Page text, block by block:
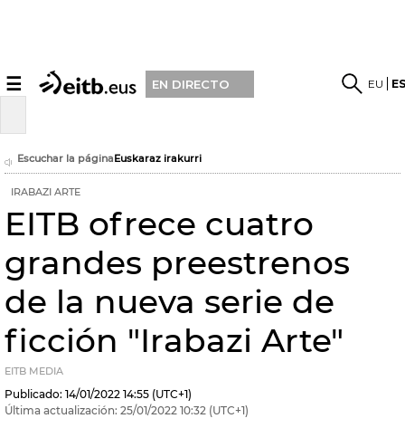
☰ EN DIRECTO EU
Escuchar la páginaEuskaraz irakurri
IRABAZI ARTE
EITB ofrece cuatro
grandes preestrenos
de la nueva serie de
ficción "Irabazi Arte"
EITB MEDIA
Publicado: 14/01/2022 14:55 (UTC+1)
Última actualización: 25/01/2022 10:32 (UTC+1)